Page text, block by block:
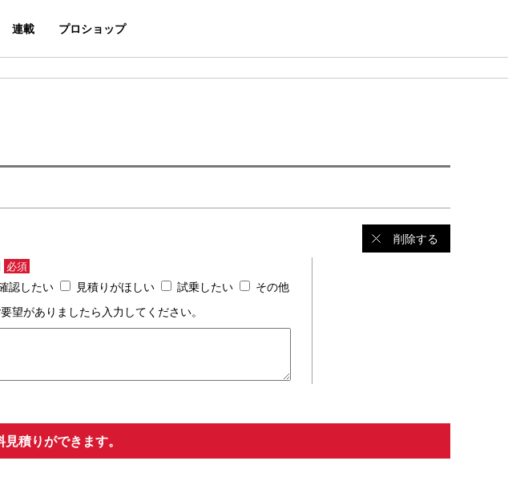
連載 プロショップ
削除する
必須
認したい 見積りがほしい 試乗したい
その他
望がありましたら入力してください。
積りができます。